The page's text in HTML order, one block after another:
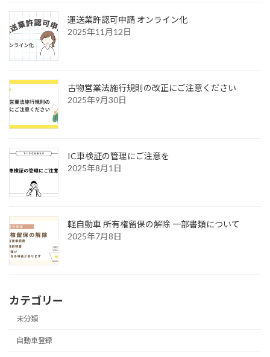
運送業許認可申請 オンライン化
2025年11月12日
古物営業法施行規則の改正にご注意ください
2025年9月30日
IC車検証の管理にご注意を
2025年8月1日
軽自動車 所有権留保の解除 一部書類について
2025年7月8日
カテゴリー
未分類
自動車登録